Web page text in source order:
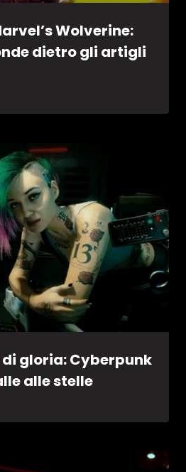
Wolverine:
dietro gli artigli
gloria: Cyberpunk
alle stelle